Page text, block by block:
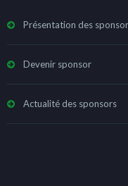
Présentation des
Devenir sponsor
Actualité des sponsors